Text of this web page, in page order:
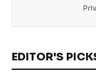
EDITOR'S